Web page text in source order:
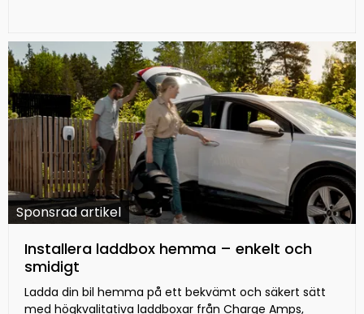
Sponsrad artikel
Installera laddbox hemma – enkelt och
smidigt
Ladda din bil hemma på ett bekvämt och säkert sätt
med högkvalitativa laddboxar från Charge Amps,